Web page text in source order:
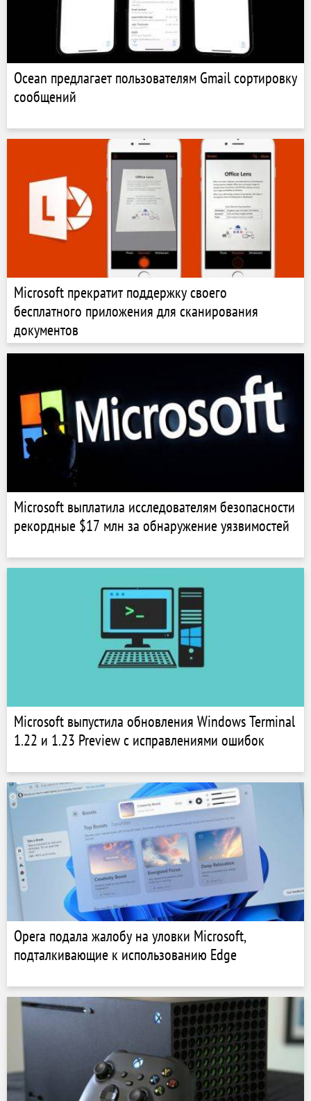
Ocean предлагает пользователям Gmail сортировку
сообщений
Microsoft прекратит поддержку своего
бесплатного приложения для сканирования
документов
Microsoft выплатила исследователям безопасности
рекордные $17 млн за обнаружение уязвимостей
Microsoft выпустила обновления Windows Terminal
1.22 и 1.23 Preview с исправлениями ошибок
Opera подала жалобу на уловки Microsoft,
подталкивающие к использованию Edge